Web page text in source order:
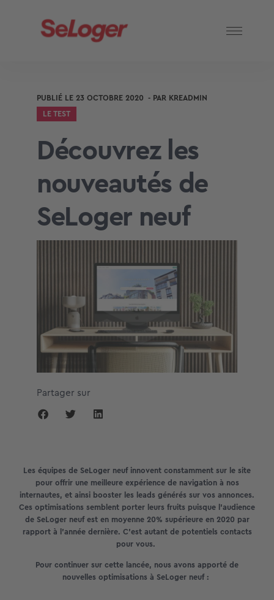
PUBLIÉ LE 23 OCTOBRE 2020 - PAR KREADMIN
LE TEST
Découvrez les
nouveautés de
SeLoger neuf
Partager sur
Les équipes de SeLoger neuf innovent constamment sur le site
pour offrir une meilleure expérience de navigation à nos
internautes, et ainsi booster les leads générés sur vos annonces.
Ces optimisations semblent porter leurs fruits puisque l’audience
de SeLoger neuf est en moyenne 20% supérieure en 2020 par
rapport à l’année dernière. C’est autant de potentiels contacts
pour vous.
Pour continuer sur cette lancée, nous avons apporté de
nouvelles optimisations à SeLoger neuf :